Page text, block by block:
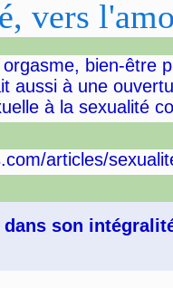
vers
bien-être
aussi à une
à la sexualité
articles/
son